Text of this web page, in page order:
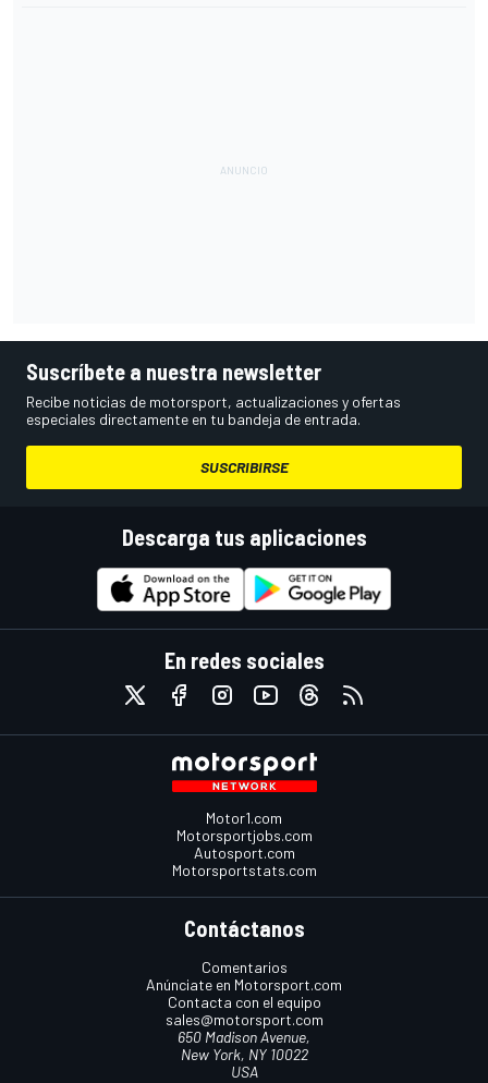
Suscríbete a nuestra newsletter
Recibe noticias de motorsport, actualizaciones y ofertas
especiales directamente en tu bandeja de entrada.
SUSCRIBIRSE
Descarga tus aplicaciones
En redes sociales
Motor1.com
Motorsportjobs.com
Autosport.com
Motorsportstats.com
Contáctanos
Comentarios
Anúnciate en Motorsport.com
Contacta con el equipo
sales@motorsport.com
650 Madison Avenue,
New York, NY 10022
USA